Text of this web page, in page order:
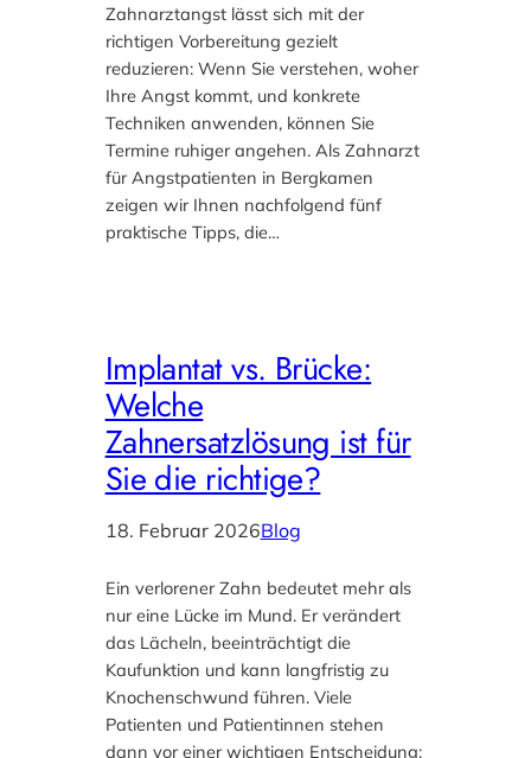
Zahnarztangst lässt sich mit der
richtigen Vorbereitung gezielt
reduzieren: Wenn Sie verstehen, woher
Ihre Angst kommt, und konkrete
Techniken anwenden, können Sie
Termine ruhiger angehen. Als Zahnarzt
für Angstpatienten in Bergkamen
zeigen wir Ihnen nachfolgend fünf
praktische Tipps, die…
Implantat vs. Brücke:
Welche
Zahnersatzlösung ist für
Sie die richtige?
18. Februar 2026Blog
Ein verlorener Zahn bedeutet mehr als
nur eine Lücke im Mund. Er verändert
das Lächeln, beeinträchtigt die
Kaufunktion und kann langfristig zu
Knochenschwund führen. Viele
Patienten und Patientinnen stehen
dann vor einer wichtigen Entscheidung: